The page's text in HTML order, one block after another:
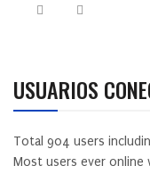
USUARIOS
Total 904 users
Most users ever online